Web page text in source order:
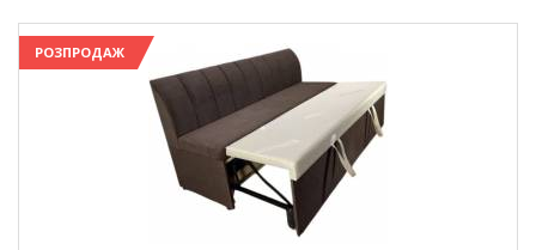
РОЗПРОДАЖ